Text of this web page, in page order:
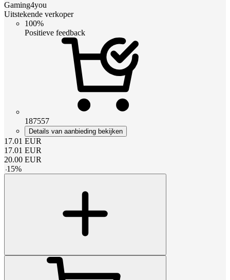
Gaming4you
Uitstekende verkoper
100%
Positieve feedback
187557
Details van aanbieding bekijken
17.01 EUR
17.01 EUR
20.00 EUR
-15%